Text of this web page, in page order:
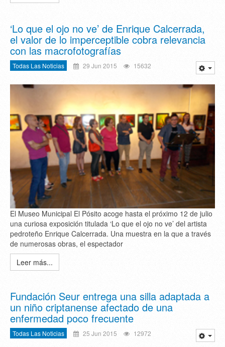
‘Lo que el ojo no ve’ de Enrique Calcerrada,
el valor de lo imperceptible cobra relevancia
con las macrofotografías
Todas Las Noticias 29 Jun 2015 15632
El Museo Municipal El Pósito acoge hasta el próximo 12 de julio
una curiosa exposición titulada ‘Lo que el ojo no ve’ del artista
pedroteño Enrique Calcerrada. Una muestra en la que a través
de numerosas obras, el espectador
Leer más...
Fundación Seur entrega una silla adaptada a
un niño criptanense afectado de una
enfermedad poco frecuente
Todas Las Noticias 25 Jun 2015 12972